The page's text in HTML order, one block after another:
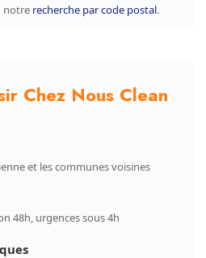
notre recherche par code postal.
Chez Nous Clean
et les communes voisines
48h, urgences sous 4h